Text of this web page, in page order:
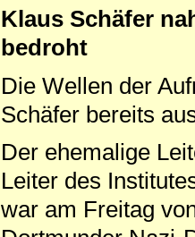
Klaus Schäfer
bedroht
Die Wellen der
Schäfer bereits
Der ehemalige
Leiter des
war am Freitag